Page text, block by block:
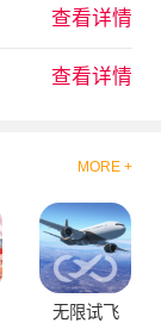
查看详情
查看详情
MORE +
无限试飞